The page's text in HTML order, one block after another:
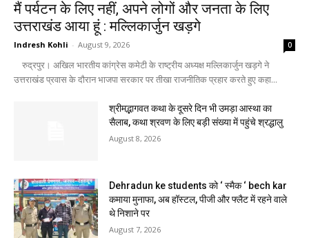
मैं पर्यटन के लिए नहीं, अपने लोगों और जनता के लिए
उत्तराखंड आया हूं : मल्लिकार्जुन खड़गे
Indresh Kohli - August 9, 2026 0
रुद्रपुर। अखिल भारतीय कांग्रेस कमेटी के राष्ट्रीय अध्यक्ष मल्लिकार्जुन खड़गे ने
उत्तराखंड प्रवास के दौरान भाजपा सरकार पर तीखा राजनीतिक प्रहार करते हुए कहा...
श्रीमद्भागवत कथा के दूसरे दिन भी उमड़ा आस्था का
सैलाब, कथा श्रवण के लिए बड़ी संख्या में पहुंचे श्रद्धालु
August 8, 2026
Dehradun ke students को ‘ स्मैक ‘ bech kar
कमाया मुनाफा, अब हॉस्टल, पीजी और फ्लैट में रहने वाले
थे निशाने पर
August 7, 2026